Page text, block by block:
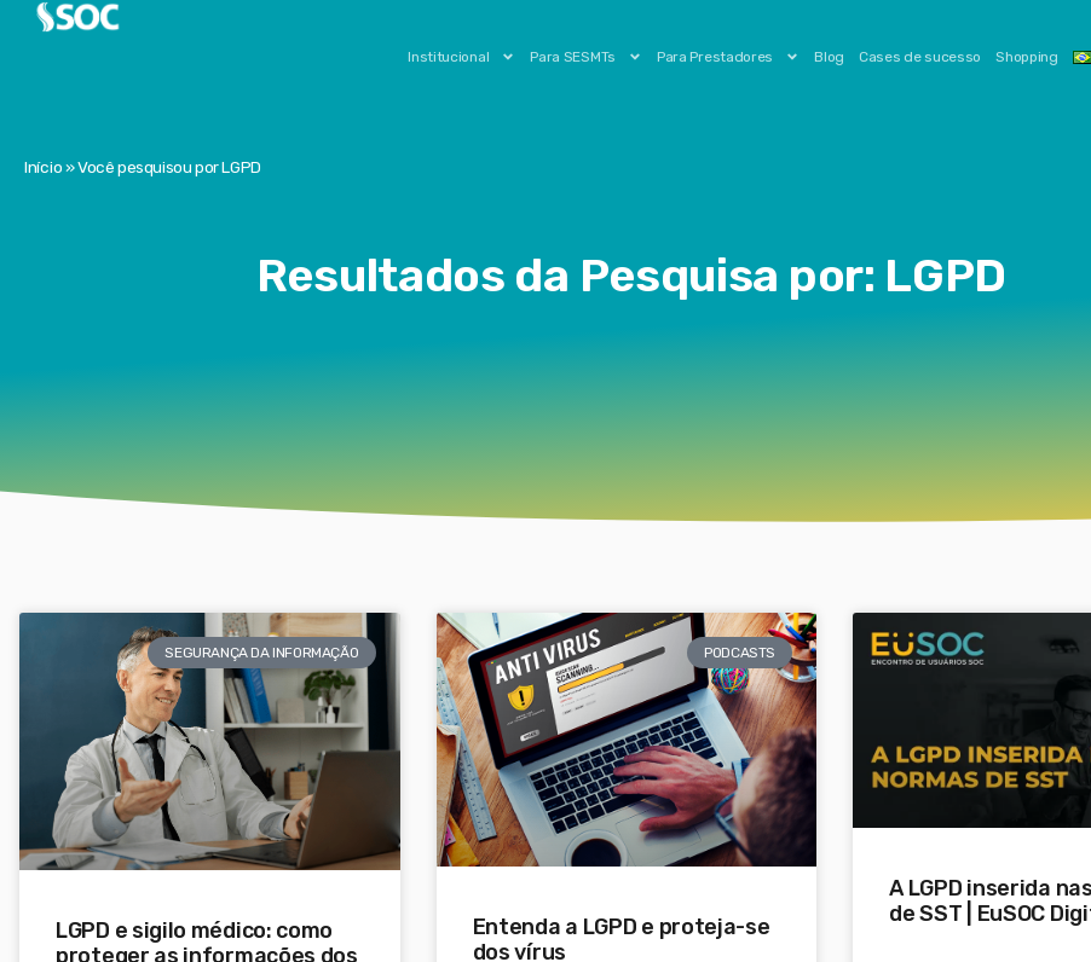
Institucional Para SESMTs Para Prestadores Blog Cases de sucesso Shopping
Início»Você pesquisou por LGPD
Resultados da Pesquisa por: LGPD
SEGURANÇA DA INFORMAÇÃO
LGPD e sigilo médico: como
proteger as informações dos
PODCASTS
Entenda a LGPD e proteja-se
dos vírus
A LGPD inserida
de SST | EuSOC